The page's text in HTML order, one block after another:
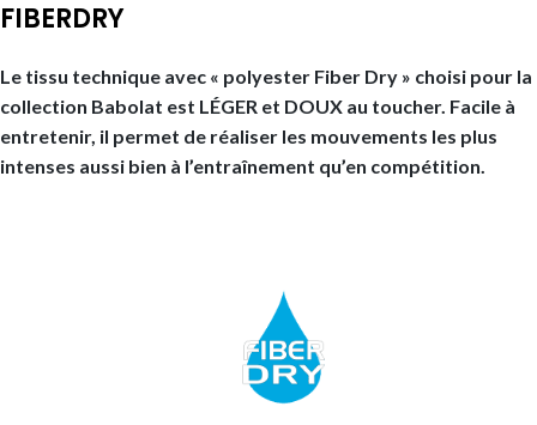
FIBERDRY
Le tissu technique avec « polyester Fiber Dry » choisi pour la
collection Babolat est LÉGER et DOUX au toucher. Facile à
entretenir, il permet de réaliser les mouvements les plus
intenses aussi bien à l’entraînement qu’en compétition.